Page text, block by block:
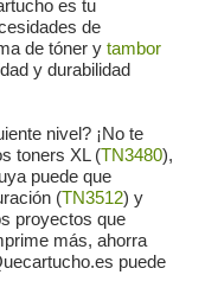
es tu
de
de tóner y tambor
y durabilidad
nivel? ¡No te
toners XL (TN3480),
puede que
(TN3512) y
proyectos que
más, ahorra
puede